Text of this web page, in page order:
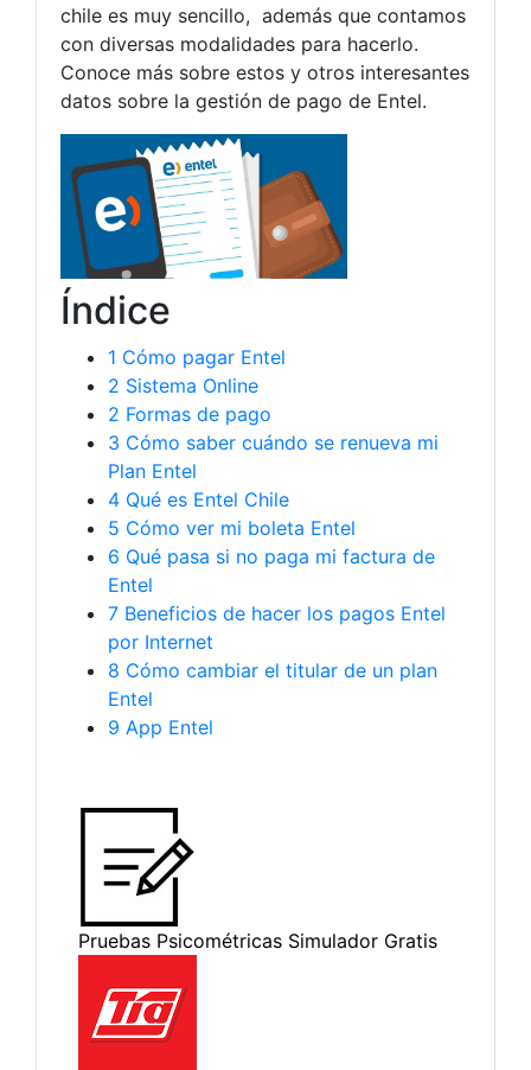
chile es muy sencillo, además que contamos
con diversas modalidades para hacerlo.
Conoce más sobre estos y otros interesantes
datos sobre la gestión de pago de Entel.
Índice
1 Cómo pagar Entel
2 Sistema Online
2 Formas de pago
3 Cómo saber cuándo se renueva mi
Plan Entel
4 Qué es Entel Chile
5 Cómo ver mi boleta Entel
6 Qué pasa si no paga mi factura de
Entel
7 Beneficios de hacer los pagos Entel
por Internet
8 Cómo cambiar el titular de un plan
Entel
9 App Entel